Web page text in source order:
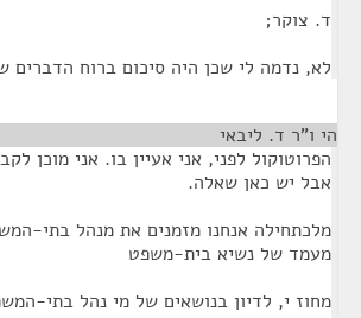
ד. צוקר;
לא, נדמה לי שכן היה סיכום ברוח הדברים
הי ו"ר ד. ליבאי
הפרוטוקול לפני, אני אעיין בו. אני מוכן
אבל יש כאן שאלה.
מלכתחילה אנחנו מזמנים את מנהל בתי-
מעמד של נשיא בית-משפט
מחוז י, לדיון בנושאים של מי נהל בתי-